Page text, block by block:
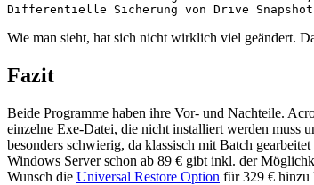
Differentielle Sicherung von Drive
Wie man sieht, hat sich nicht wirklich viel geändert.
Fazit
Beide Programme haben ihre Vor- und Nachteile.
einzelne Exe-Datei, die nicht installiert werden muss
besonders schwierig, da klassisch mit Batch
Windows Server schon ab 89 € gibt inkl. der
Wunsch die Universal Restore Option für 329 € hinzu